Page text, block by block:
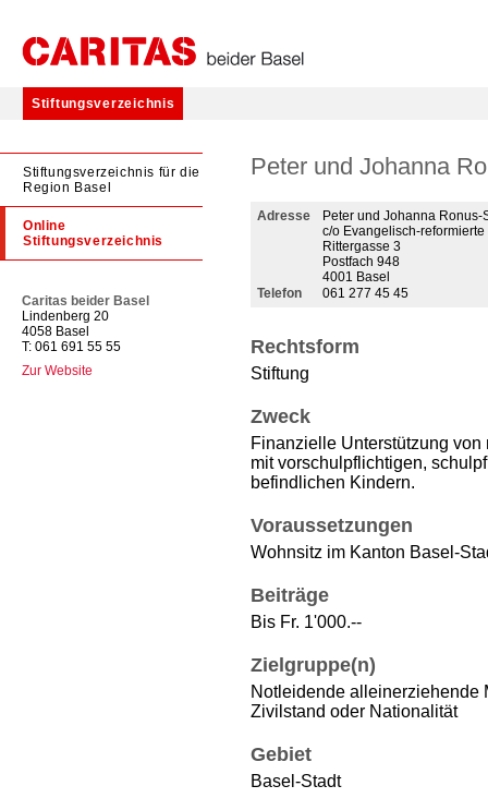
Stiftungsverzeichnis
Stiftungsverzeichnis für die
Region Basel
Online
Stiftungsverzeichnis
Caritas beider Basel
Lindenberg 20
4058 Basel
T: 061 691 55 55
Zur Website
Peter und Johanna
Adresse
Peter und Johanna
c/o Evangelisch-
Rittergasse 3
Postfach 948
4001 Basel
Telefon
061 277 45 45
Rechtsform
Stiftung
Zweck
Finanzielle Unterstützung
mit vorschulpflichtigen,
befindlichen Kindern.
Voraussetzungen
Wohnsitz im Kanton Basel-
Beiträge
Bis Fr. 1'000.--
Zielgruppe(n)
Notleidende alleinerziehende
Zivilstand oder Nationalität
Gebiet
Basel-Stadt